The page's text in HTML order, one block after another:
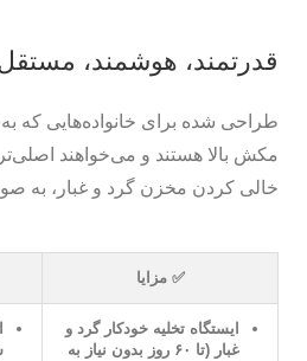
قدرتمند، هوشمند،
طراحی شده برای خانواده‌هایی که به
مکش بالا هستند و می‌خواهند
خالی کردن مخزن گرد و غبار، به
✅ مزایا
ایستگاه تخلیه خودکار گرد و
غبار (تا ۶۰ روز بدون نیاز به